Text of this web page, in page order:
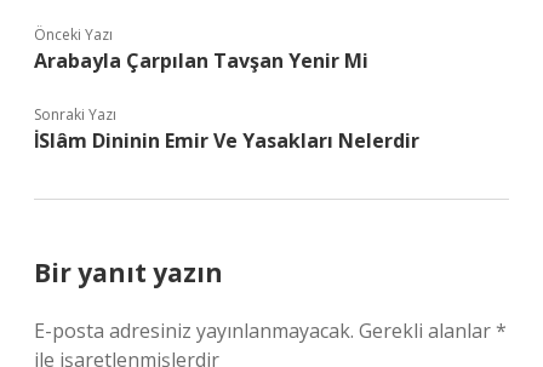
Önceki Yazı
Arabayla Çarpılan Tavşan Yenir Mi
Sonraki Yazı
İSlâm Dininin Emir Ve Yasakları Nelerdir
Bir yanıt yazın
E-posta adresiniz yayınlanmayacak. Gerekli alanlar*
ile işaretlenmişlerdir